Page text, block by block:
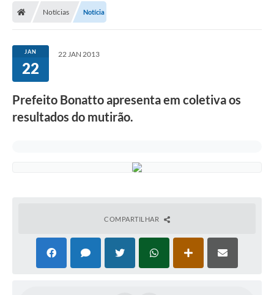
Notícias Notícia
JAN
22
22 JAN 2013
Prefeito Bonatto apresenta em coletiva os
resultados do mutirão.
COMPARTILHAR